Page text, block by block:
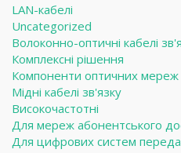
LAN-кабелі
Uncategorized
Волоконно-оптичні кабелі
Комплексні рішення
Компоненти оптичних мереж
Мідні кабелі зв'язку
Високочастотні
Для мереж абонентського
Для цифрових систем